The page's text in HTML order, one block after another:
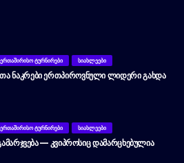
ᲢᲣᲠᲜᲘᲠᲔᲑᲘ ᲡᲘᲐᲮᲚᲔᲔᲑᲘ
ᲜᲐᲙᲠᲔᲑᲘ ᲔᲠᲗᲞᲘᲠᲝᲕᲜᲣᲚᲘ ᲚᲘᲓᲔᲠᲘ ᲒᲐᲮᲓᲐ
ᲢᲣᲠᲜᲘᲠᲔᲑᲘ ᲡᲘᲐᲮᲚᲔᲔᲑᲘ
— ᲙᲕᲘᲞᲠᲝᲡᲘᲪ ᲓᲐᲛᲐᲠᲪᲮᲔᲑᲣᲚᲘᲐ